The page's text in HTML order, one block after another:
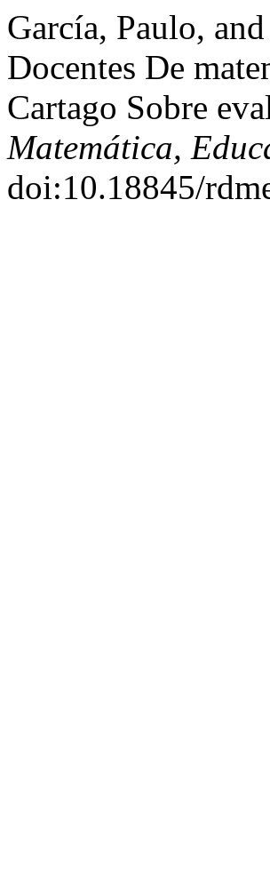
García, Paulo,
Docentes De
Cartago Sobre
Matemática,
doi:10.18845/